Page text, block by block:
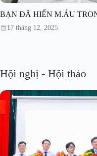
BẠN ĐÃ HIẾN M.ÁU
17 tháng 12, 2025
Hội nghị - Hội thảo